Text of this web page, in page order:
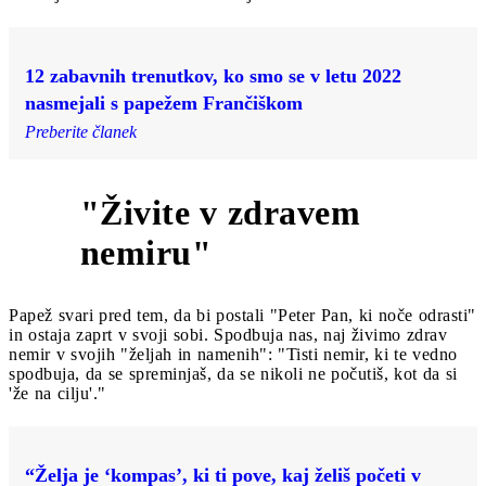
12 zabavnih trenutkov, ko smo se v letu 2022
nasmejali s papežem Frančiškom
Preberite članek
"Živite v zdravem
nemiru"
Papež svari pred tem, da bi postali "Peter Pan, ki noče odrasti"
in ostaja zaprt v svoji sobi. Spodbuja nas, naj živimo zdrav
nemir v svojih "željah in namenih": "Tisti nemir, ki te vedno
spodbuja, da se spreminjaš, da se nikoli ne počutiš, kot da si
'že na cilju'."
“Želja je ‘kompas’, ki ti pove, kaj želiš početi v